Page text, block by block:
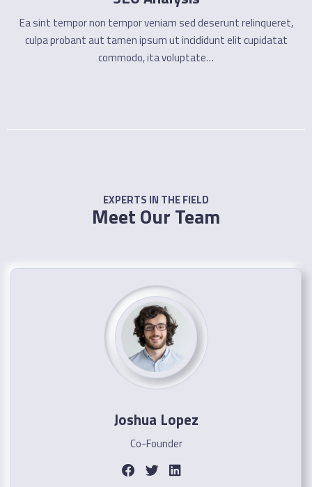
Ea sint tempor non tempor veniam sed deserunt relinqueret,
culpa probant aut tamen ipsum ut incididunt elit cupidatat
commodo, ita voluptate…
EXPERTS IN THE FIELD
Meet Our Team
Joshua Lopez
Co-Founder